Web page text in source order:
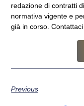
redazione di contratti
normativa vigente e
già in corso.
Previous